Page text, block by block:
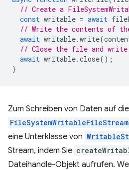
// Create a
const writable = await
// Write the contents of
await writable.write(
// Close the file and
await writable.close();
}
Zum Schreiben von Daten auf
FileSystemWritableFileStream
eine Unterklasse von
Stream, indem Sie
Dateihandle-Objekt aufrufen.